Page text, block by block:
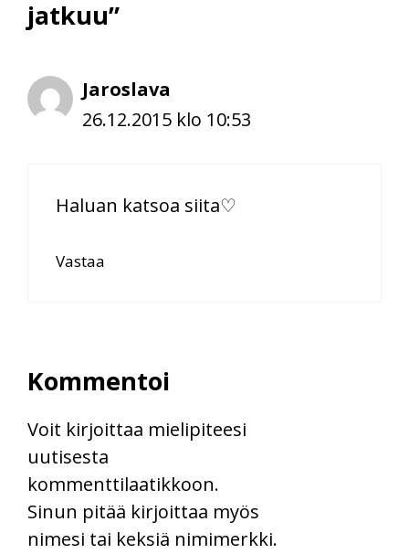
jatkuu”
Jaroslava
26.12.2015 klo 10:53
Haluan katsoa siita♡
Vastaa
Kommentoi
Voit kirjoittaa mielipiteesi
uutisesta
kommenttilaatikkoon.
Sinun pitää kirjoittaa myös
nimesi tai keksiä nimimerkki.